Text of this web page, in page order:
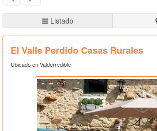
Listado
El Valle Perdido Casas Rurales
Ubicado en Valderredible